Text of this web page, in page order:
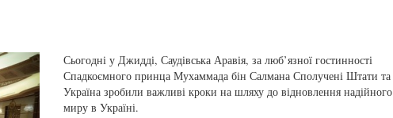
Сьогодні у Джидді, Саудівська Аравія, за люб’язної гостинності
Спадкоємного принца Мухаммада бін Салмана Сполучені Штати та
Україна зробили важливі кроки на шляху до відновлення надійного
миру в Україні.